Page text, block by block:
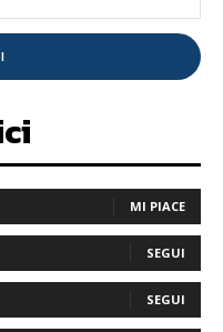
MI PIACE
SEGUI
SEGUI